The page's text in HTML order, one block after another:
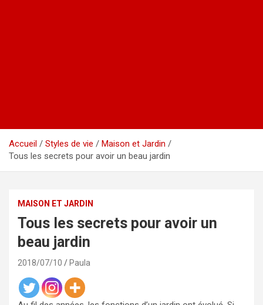
Accueil Styles de vie
Maison et Jardin
Tous les secrets pour avoir un beau jardin
MAISON ET JARDIN
Tous les secrets pour avoir un
beau jardin
2018/07/10 Paula